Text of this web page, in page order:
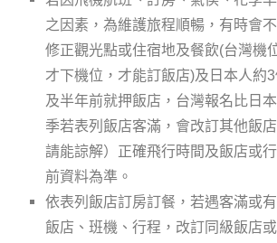
之因素，為維護旅程順暢，有時會
修正觀光點或住宿地及餐飲(台灣機
才下機位，才能訂飯店)及日本人約
及半年前就押飯店，台灣報名比日
季若表列飯店客滿，會改訂其他飯
請能諒解）正確飛行時間及飯店或
前資料為準。
依表列飯店訂房訂餐，若遇客滿或
飯店、班機、行程，改訂同級飯店